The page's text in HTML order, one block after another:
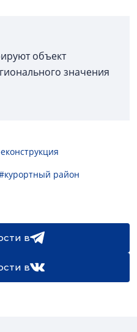
объект
значения
район
в
в